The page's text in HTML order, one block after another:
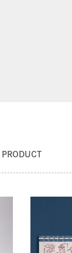
PRODUCT